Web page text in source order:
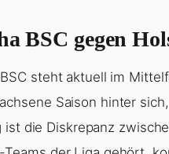
BSC gegen
steht aktuell im
Saison hinter
ist die Diskrepanz